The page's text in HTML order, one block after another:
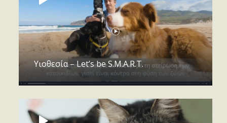
Υιοθεσία – Let’s be S.M.A.R.T.